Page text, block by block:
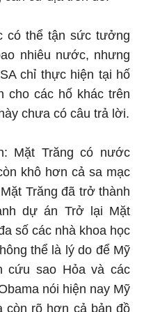
có thể tận sức tưởng
nhiêu nước, nhưng
chỉ thực hiện tại hố
cho các hố khác trên
chưa có câu trả lời.
Mặt Trăng có nước
khô hơn cả sa mạc
Trăng đã trở thành
dự án Trở lại Mặt
số các nhà khoa học
thể là lý do để Mỹ
cứu sao Hỏa và các
nói hiện nay Mỹ
còn rõ hơn cả bản đồ